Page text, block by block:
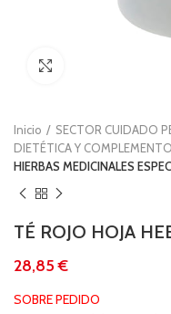
Inicio
SECTOR CUIDADO
DIETÉTICA Y
HIERBAS MEDICINALES
TÉ ROJO HOJA
€
SOBRE PEDIDO